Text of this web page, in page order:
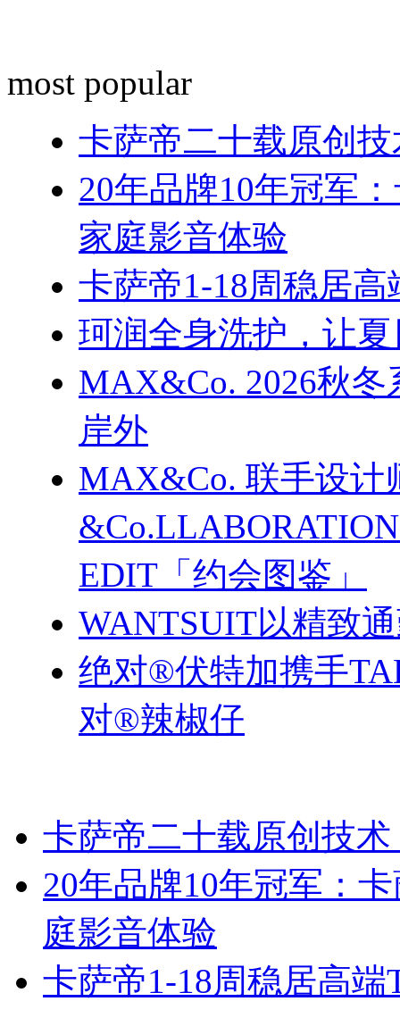
most popular
卡萨帝二十载原创
20年品牌10年冠军
家庭影音体验
卡萨帝1-18周稳居
珂润全身洗护，让
MAX&Co. 2026秋
岸外
MAX&Co. 联手设计
EDIT「约会图鉴」
WANTSUIT以精致
绝对®伏特加携手
对®辣椒仔
卡萨帝二十载原创技
20年品牌10年冠军：
庭影音体验
卡萨帝1-18周稳居高